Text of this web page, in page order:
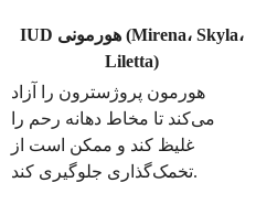
IUD هورمونی (Mirena، Skyla،
Liletta)
هورمون پروژسترون را آزاد
می‌کند تا مخاط دهانه رحم را
غلیظ کند و ممکن است از
تخمک‌گذاری جلوگیری کند.